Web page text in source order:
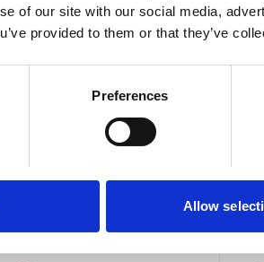
of our site with our social media,
provided to them or that they’ve
Preferences
Allow